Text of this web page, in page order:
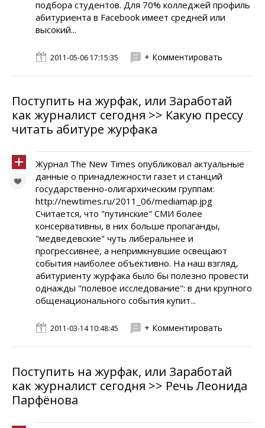
подбора студентов. Для 70% колледжей профиль
абитуриента в Facebook имеет средней или
высокий...
2011-05-06 17:15:35 + Комментировать
Поступить на журфак, или Заработай
как журналист сегодня >> Какую прессу
читать абитуре журфака
Журнал The New Times опубликовал актуальные
данные о принадлежности газет и станций
государственно-олигархическим группам:
http://newtimes.ru/2011_06/mediamap.jpg
Считается, что "путинские" СМИ более
консервативны, в них больше пропаганды,
"медведевские" чуть либеральнее и
прогрессивнее, а непримкнувшие освещают
события наиболее объективно. На наш взгляд,
абитуриенту журфака было бы полезно провести
однажды "полевое исследование": в дни крупного
общенационального события купит...
2011-03-14 10:48:45 + Комментировать
Поступить на журфак, или Заработай
как журналист сегодня >> Речь Леонида
Парфёнова